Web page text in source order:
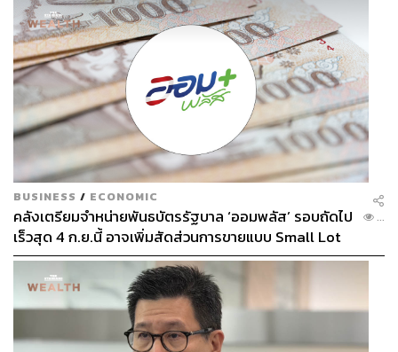
BUSINESS / ECONOMIC
คลังเตรียมจำหน่ายพันธบัตรรัฐบาล ‘ออมพลัส’ รอบถัดไป
เร็วสุด 4 ก.ย.นี้ อาจเพิ่มสัดส่วนการขายแบบ Small Lot
First มากขึ้น
...